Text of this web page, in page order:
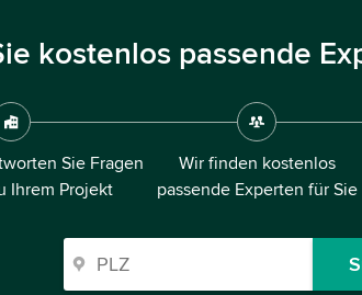
kostenlos passende
Sie Fragen
Ihrem Projekt
Wir finden kostenlos
passende Experten für Sie